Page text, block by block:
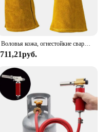
Воловья кожа, огнестойкие сварочные рабочие перчатки, жаростойкие металлические, желтые перчатки, пайка, Сварочная Техника
711,21руб.